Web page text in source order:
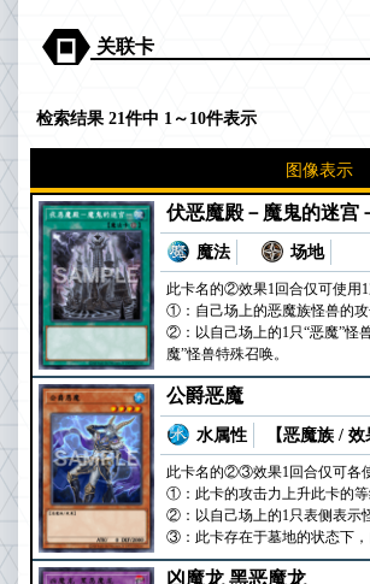
关联卡
检索结果 21件中 1～10件表示
图像表示
伏恶魔殿－魔鬼的迷宫
魔法 场地
此卡名的②效果1回合仅可使用1
①：自己场上的恶魔族怪兽的攻
②：以自己场上的1只“恶魔”怪
魔”怪兽特殊召唤。
公爵恶魔
水属性 【恶魔族 / 效
此卡名的②③效果1回合仅可各使
①：此卡的攻击力上升此卡的等
②：以自己场上的1只表侧表示
③：此卡存在于墓地的状态下，
凶魔龙 黑恶魔龙